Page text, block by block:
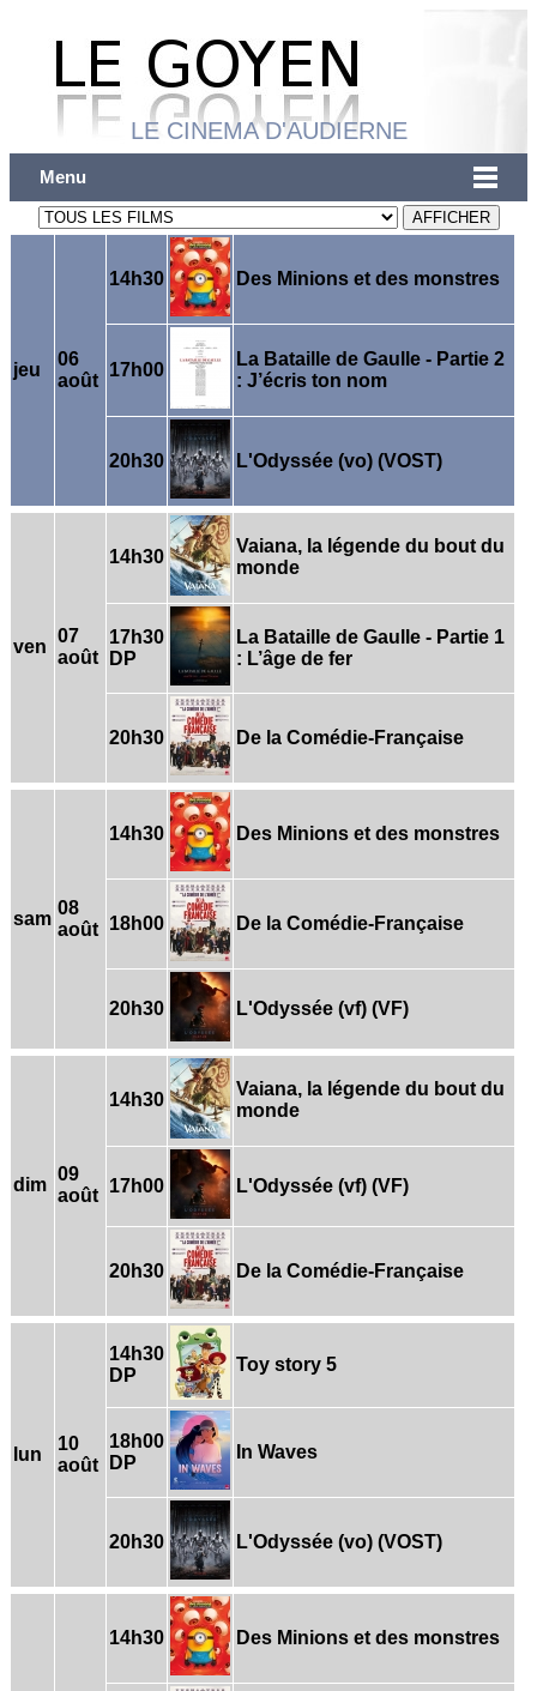
LE CINEMA D'AUDIERNE
Menu
jeu
06
août
14h30 Des Minions et des monstres
17h00
La Bataille de Gaulle - Partie 2
: J’écris ton nom
20h30 L'Odyssée (vo) (VOST)
ven
07
août
14h30
Vaiana, la légende du bout du
monde
17h30
DP
La Bataille de Gaulle - Partie 1
: L’âge de fer
20h30 De la Comédie-Française
sam
08
août
14h30 Des Minions et des monstres
18h00 De la Comédie-Française
20h30 L'Odyssée (vf) (VF)
dim
09
août
14h30
Vaiana, la légende du bout du
monde
17h00 L'Odyssée (vf) (VF)
20h30 De la Comédie-Française
lun
10
août
14h30
DP
Toy story 5
18h00
DP
In Waves
20h30 L'Odyssée (vo) (VOST)
14h30 Des Minions et des monstres